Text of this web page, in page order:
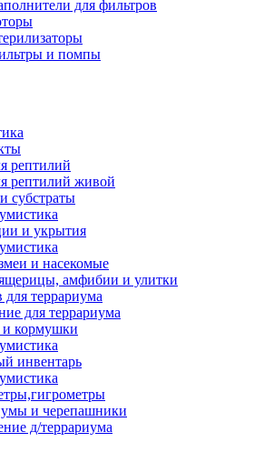
для фильтров
и помпы
рептилий
рептилий живой
субстраты
и укрытия
и насекомые
амфибии и улитки
для террариума
для террариума
кормушки
инвентарь
и черепашники
д/террариума